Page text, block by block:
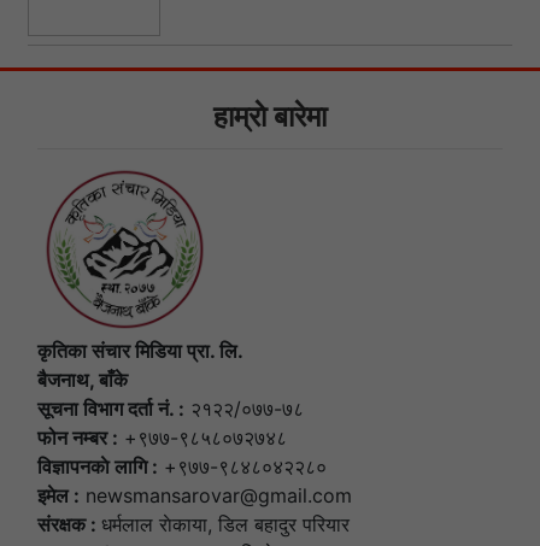
हाम्राे बारेमा
कृतिका संचार मिडिया प्रा. लि.
बैजनाथ, बाँके
सूचना विभाग दर्ता नं. : २१२२/०७७-७८
फोन नम्बर : +९७७-९८५८०७२७४८
विज्ञापनकाे लागि : +९७७-९८४८०४२२८०
इमेल : newsmansarovar@gmail.com
संरक्षक : धर्मलाल राेकाया, डिल बहादुर परियार